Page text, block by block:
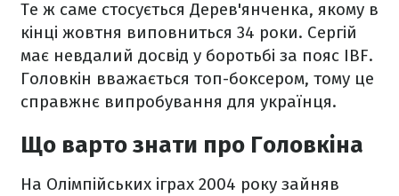
Те ж саме стосується Дерев'янченка, якому в
кінці жовтня виповниться 34 роки. Сергій
має невдалий досвід у боротьбі за пояс IBF.
Головкін вважається топ-боксером, тому це
справжнє випробування для українця.
Що варто знати про Головкіна
На Олімпійських іграх 2004 року зайняв